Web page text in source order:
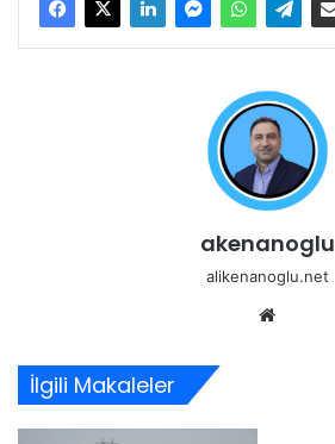
akenanoglu
alikenanoglu.net
İlgili Makaleler